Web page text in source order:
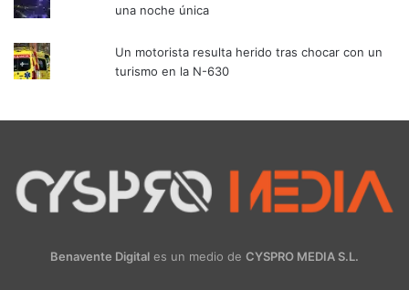
una noche única
Un motorista resulta herido tras chocar con un
turismo en la N-630
Benavente Digital es un medio de CYSPRO MEDIA S.L.